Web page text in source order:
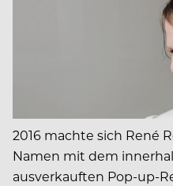
2016 machte sich René
Namen mit dem
ausverkauften Pop-up-